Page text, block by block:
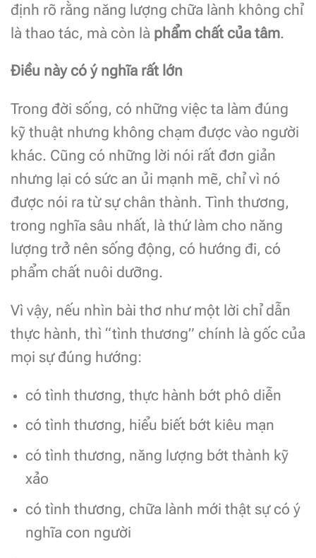
định rõ rằng năng lượng chữa lành không chỉ
là thao tác, mà còn là phẩm chất của tâm.
Điều này có ý nghĩa rất lớn
Trong đời sống, có những việc ta làm đúng
kỹ thuật nhưng không chạm được vào người
khác. Cũng có những lời nói rất đơn giản
nhưng lại có sức an ủi mạnh mẽ, chỉ vì nó
được nói ra từ sự chân thành. Tình thương,
trong nghĩa sâu nhất, là thứ làm cho năng
lượng trở nên sống động, có hướng đi, có
phẩm chất nuôi dưỡng.
Vì vậy, nếu nhìn bài thơ như một lời chỉ dẫn
thực hành, thì “tình thương” chính là gốc của
mọi sự đúng hướng:
có tình thương, thực hành bớt phô diễn
có tình thương, hiểu biết bớt kiêu mạn
có tình thương, năng lượng bớt thành kỹ
xảo
có tình thương, chữa lành mới thật sự có ý
nghĩa con người